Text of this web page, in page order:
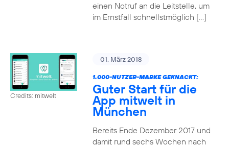
einen Notruf an die Leitstelle, um
im Ernstfall schnellstmöglich […]
Credits: mitwelt
01. März 2018
1.000-NUTZER-MARKE GEKNACKT:
Guter Start für die
App mitwelt in
München
Bereits Ende Dezember 2017 und
damit rund sechs Wochen nach